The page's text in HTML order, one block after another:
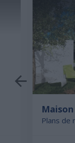
Plans de